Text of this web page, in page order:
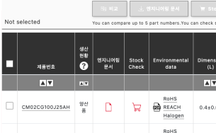
GNSS용 타이밍 디바이스・